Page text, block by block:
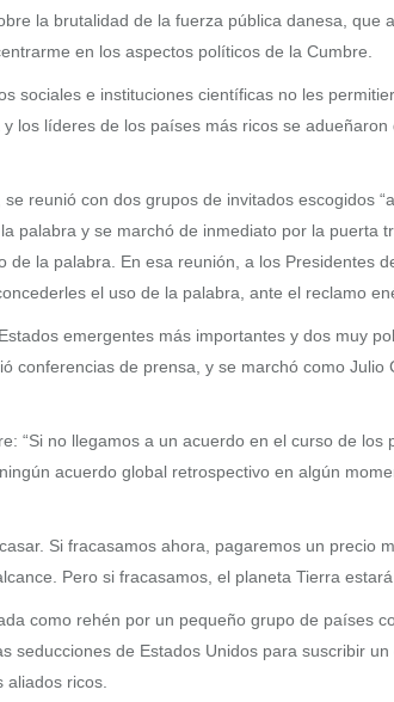
la brutalidad de la fuerza pública danesa, que
en los aspectos políticos de la Cumbre.
sociales e instituciones científicas no les
líderes de los países más ricos se
reunió con dos grupos de invitados escogidos
palabra y se marchó de inmediato por la puerta
la palabra. En esa reunión, a los Presidentes
el uso de la palabra, ante el reclamo
emergentes más importantes y dos muy
de prensa, y se marchó como
“Si no llegamos a un acuerdo en el curso de
acuerdo global retrospectivo en algún
Si fracasamos ahora, pagaremos un precio
Pero si fracasamos, el planeta Tierra
como rehén por un pequeño grupo de países
de Estados Unidos para suscribir
ricos.